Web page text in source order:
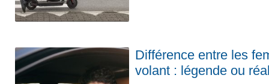
Différence entre les
volant : légende ou